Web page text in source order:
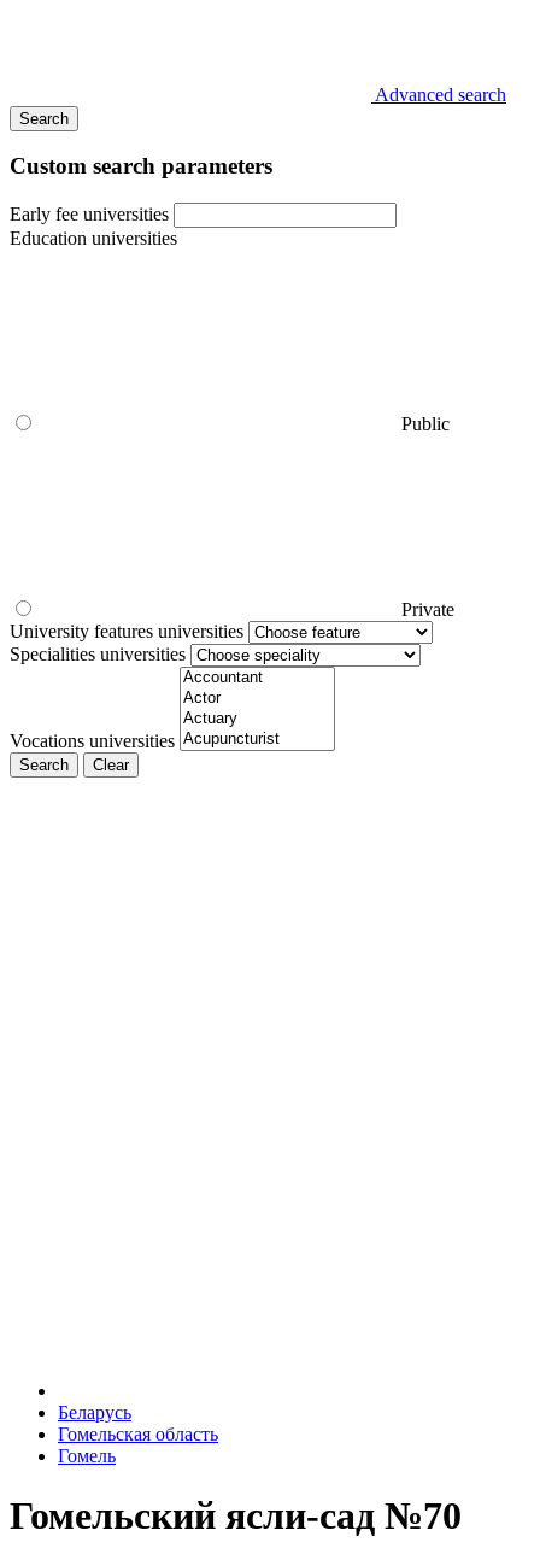
Advanced search
Search
Custom search parameters
Early fee universities
Education universities
Public
Private
University features universities
Specialities universities
Vocations universities
Search Clear
Беларусь
Гомельская область
Гомель
Гомельский ясли-сад №70